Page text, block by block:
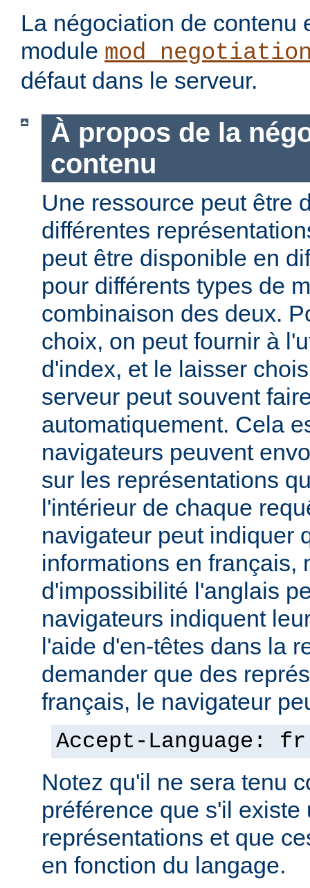
La négociation de contenu
module
défaut dans le serveur.
À propos de la
contenu
Une ressource peut être
différentes
peut être disponible en
pour différents types de
combinaison des deux.
choix, on peut fournir à
d'index, et le laisser
serveur peut souvent
automatiquement. Cela
navigateurs peuvent
sur les représentations
l'intérieur de chaque
navigateur peut indiquer
informations en français,
d'impossibilité l'anglais
navigateurs indiquent
l'aide d'en-têtes dans la
demander que des
français, le navigateur
Accept-Language: fr
Notez qu'il ne sera tenu
préférence que s'il existe
représentations et que
en fonction du langage.